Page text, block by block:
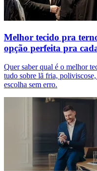
Melhor tecido pra
opção perfeita pra
Quer saber qual é o melhor
tudo sobre lã fria,
escolha sem erro.